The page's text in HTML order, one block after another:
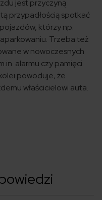
jest przyczyną
przypadłością spotkać
którzy np.
Trzeba też
w nowoczesnych
alarmu czy pamięci
powoduje, że
właścicielowi auta.